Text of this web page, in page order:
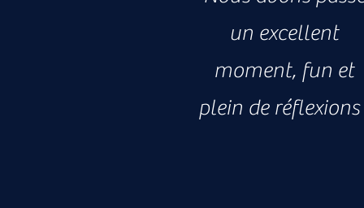
un excellent
moment, fun et
plein de réflexions